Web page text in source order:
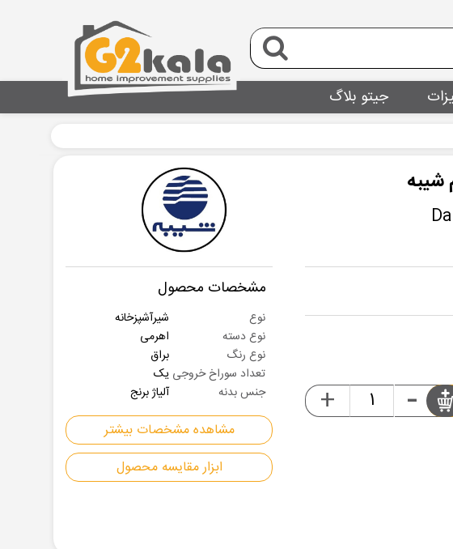
جیتو بلاگ
شیبه
مشخصات محصول
نوع
شیرآشپزخانه
نوع دسته
اهرمی
نوع رنگ
براق
تعداد سوراخ خروجی یک
جنس بدنه
آلیاژ برنج
مشاهده مشخصات بیشتر
ابزار مقایسه محصول
-
+